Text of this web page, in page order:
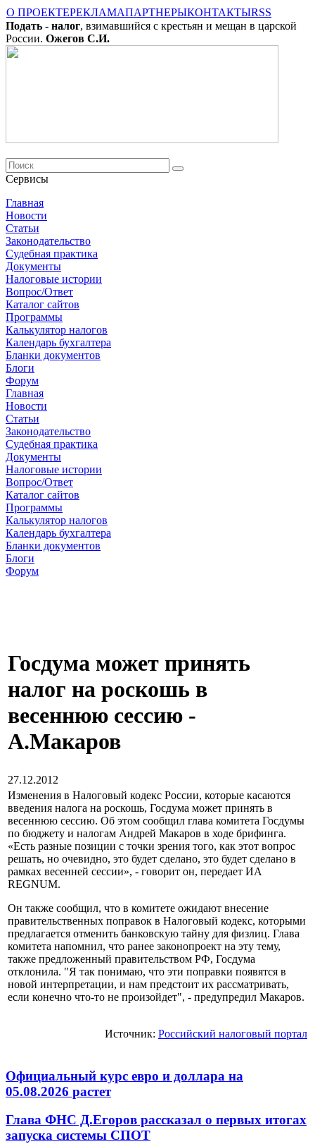
О ПРОЕКТЕРЕКЛАМАПАРТНЕРЫКОНТАКТЫRSS
Подать - налог, взимавшийся с крестьян и мещан в царской
России. Ожегов С.И.
Сервисы
Главная
Новости
Cтатьи
Законодательство
Судебная практика
Документы
Налоговые истории
Вопрос/Ответ
Каталог сайтов
Программы
Калькулятор налогов
Календарь бухгалтера
Бланки документов
Блоги
Форум
Главная
Новости
Cтатьи
Законодательство
Судебная практика
Документы
Налоговые истории
Вопрос/Ответ
Каталог сайтов
Программы
Калькулятор налогов
Календарь бухгалтера
Бланки документов
Блоги
Форум
Госдума может принять
налог на роскошь в
весеннюю сессию -
А.Макаров
27.12.2012
Изменения в Налоговый кодекс России, которые касаются
введения налога на роскошь, Госдума может принять в
весеннюю сессию. Об этом сообщил глава комитета Госдумы
по бюджету и налогам Андрей Макаров в ходе брифинга.
«Есть разные позиции с точки зрения того, как этот вопрос
решать, но очевидно, это будет сделано, это будет сделано в
рамках весенней сессии», - говорит он, передает ИА
REGNUM.
Он также сообщил, что в комитете ожидают внесение
правительственных поправок в Налоговый кодекс, которыми
предлагается отменить банковскую тайну для физлиц. Глава
комитета напомнил, что ранее законопроект на эту тему,
также предложенный правительством РФ, Госдума
отклонила. "Я так понимаю, что эти поправки появятся в
новой интерпретации, и нам предстоит их рассматривать,
если конечно что-то не произойдет", - предупредил Макаров.
Источник: Российский налоговый портал
Официальный курс евро и доллара на
05.08.2026 растет
Глава ФНС Д.Егоров рассказал о первых итогах
запуска системы СПОТ